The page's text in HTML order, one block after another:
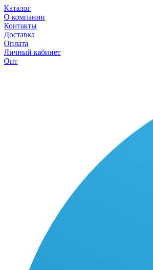
Каталог
О компании
Контакты
Доставка
Оплата
Личный кабинет
Опт